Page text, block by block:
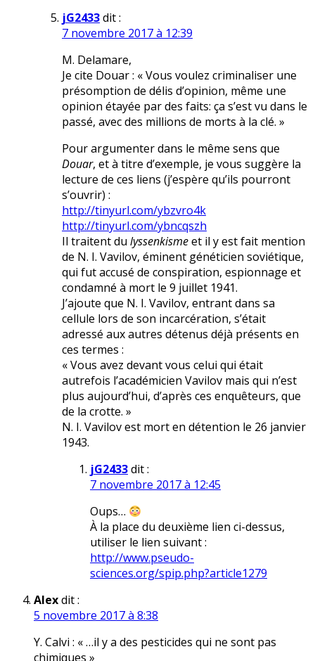
jG2433dit :
7 novembre 2017 à 12:39
M. Delamare,
Je cite Douar : « Vous voulez criminaliser une
présomption de délis d’opinion, même une
opinion étayée par des faits: ça s’est vu dans le
passé, avec des millions de morts à la clé. »
Pour argumenter dans le même sens que
Douar, et à titre d’exemple, je vous suggère la
lecture de ces liens (j’espère qu’ils pourront
s’ouvrir) :
http://tinyurl.com/ybzvro4k
http://tinyurl.com/ybncqszh
Il traitent du lyssenkismeet il y est fait mention
de N. I. Vavilov, éminent généticien soviétique,
qui fut accusé de conspiration, espionnage et
condamné à mort le 9 juillet 1941.
J’ajoute que N. I. Vavilov, entrant dans sa
cellule lors de son incarcération, s’était
adressé aux autres détenus déjà présents en
ces termes :
« Vous avez devant vous celui qui était
autrefois l’académicien Vavilov mais qui n’est
plus aujourd’hui, d’après ces enquêteurs, que
de la crotte. »
N. I. Vavilov est mort en détention le 26 janvier
1943.
jG2433dit :
7 novembre 2017 à 12:45
Oups…
À la place du deuxième lien ci-dessus,
utiliser le lien suivant :
http://www.pseudo-
sciences.org/spip.php?article1279
Alexdit :
5 novembre 2017 à 8:38
Y. Calvi : « …il y a des pesticides qui ne sont pas
chimiques »